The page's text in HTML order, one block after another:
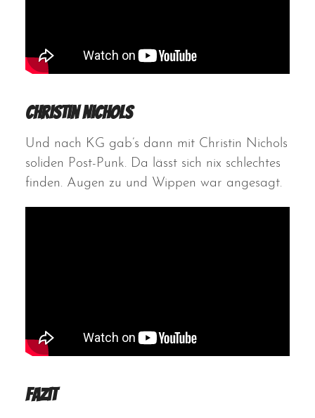
Christin Nichols
Und nach KG gab’s dann mit Christin Nichols
soliden Post-Punk. Da lässt sich nix schlechtes
finden. Augen zu und Wippen war angesagt.
Fazit